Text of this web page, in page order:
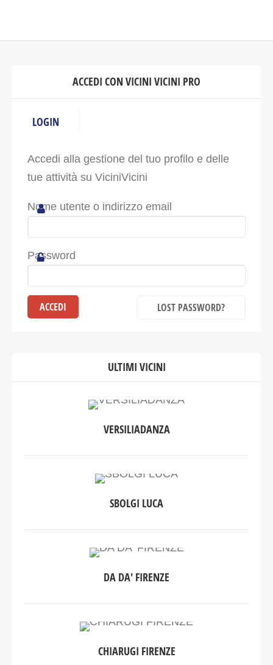
ACCEDI CON VICINI VICINI PRO
LOGIN
Accedi alla gestione del tuo profilo e delle
tue attività su ViciniVicini
Nome utente o indirizzo email
Password
LOST PASSWORD?
ULTIMI VICINI
VERSILIADANZA
SBOLGI LUCA
DA DA' FIRENZE
CHIARUGI FIRENZE